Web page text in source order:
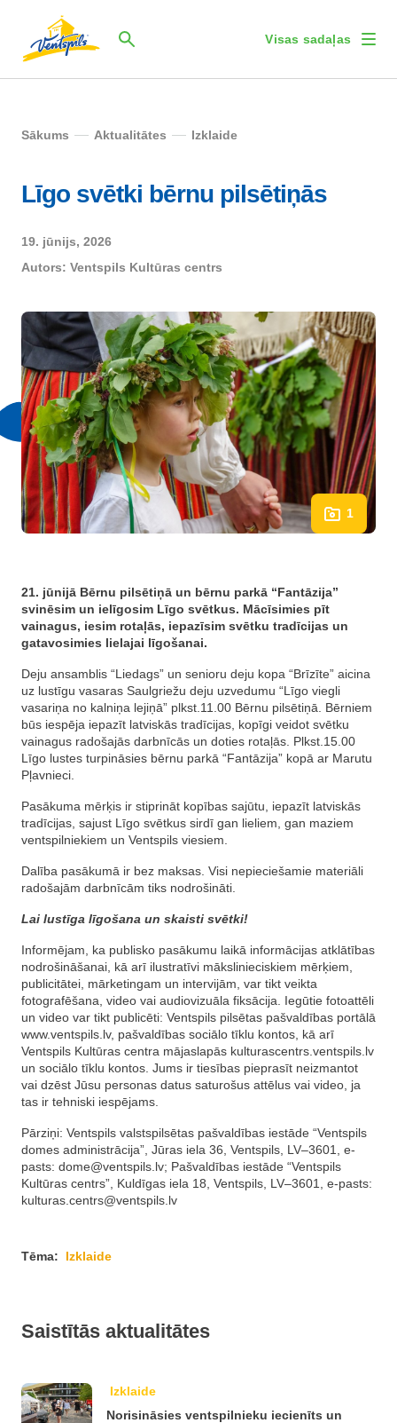
Visas sadaļas
Sākums Aktualitātes Izklaide
Līgo svētki bērnu pilsētiņās
19. jūnijs, 2026
Autors: Ventspils Kultūras centrs
1
21. jūnijā Bērnu pilsētiņā un bērnu parkā “Fantāzija”
svinēsim un ielīgosim Līgo svētkus. Mācīsimies pīt
vainagus, iesim rotaļās, iepazīsim svētku tradīcijas un
gatavosimies lielajai līgošanai.
Deju ansamblis “Liedags” un senioru deju kopa “Brīzīte” aicina
uz lustīgu vasaras Saulgriežu deju uzvedumu “Līgo viegli
vasariņa no kalniņa lejiņā” plkst.11.00 Bērnu pilsētiņā. Bērniem
būs iespēja iepazīt latviskās tradīcijas, kopīgi veidot svētku
vainagus radošajās darbnīcās un doties rotaļās. Plkst.15.00
Līgo lustes turpināsies bērnu parkā “Fantāzija” kopā ar Marutu
Pļavnieci.
Pasākuma mērķis ir stiprināt kopības sajūtu, iepazīt latviskās
tradīcijas, sajust Līgo svētkus sirdī gan lieliem, gan maziem
ventspilniekiem un Ventspils viesiem.
Dalība pasākumā ir bez maksas. Visi nepieciešamie materiāli
radošajām darbnīcām tiks nodrošināti.
Lai lustīga līgošana un skaisti svētki!
Informējam, ka publisko pasākumu laikā informācijas atklātības
nodrošināšanai, kā arī ilustratīvi mākslinieciskiem mērķiem,
publicitātei, mārketingam un intervijām, var tikt veikta
fotografēšana, video vai audiovizuāla fiksācija. Iegūtie fotoattēli
un video var tikt publicēti: Ventspils pilsētas pašvaldības portālā
www.ventspils.lv, pašvaldības sociālo tīklu kontos, kā arī
Ventspils Kultūras centra mājaslapās kulturascentrs.ventspils.lv
un sociālo tīklu kontos. Jums ir tiesības pieprasīt neizmantot
vai dzēst Jūsu personas datus saturošus attēlus vai video, ja
tas ir tehniski iespējams.
Pārziņi: Ventspils valstspilsētas pašvaldības iestāde “Ventspils
domes administrācija”, Jūras iela 36, Ventspils, LV–3601, e-
pasts: dome@ventspils.lv; Pašvaldības iestāde “Ventspils
Kultūras centrs”, Kuldīgas iela 18, Ventspils, LV–3601, e-pasts:
kulturas.centrs@ventspils.lv
Tēma: Izklaide
Saistītās aktualitātes
Izklaide
Norisināsies ventspilnieku iecienīts un